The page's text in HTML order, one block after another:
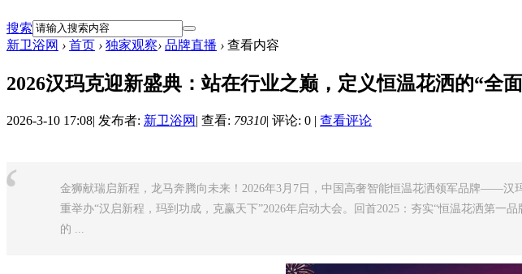
搜索
新卫浴网 › 首页 › 独家观察› 品牌直播 › 查看内容
2026汉玛克迎新盛典：站在行业之巅，定义恒温花洒的“全
2026-3-10 17:08| 发布者: 新卫浴网 | 查看: 79310| 评论: 0 | 查看评论
金狮献瑞启新程，龙马奔腾向未来！2026年3月7日，中国高奢智能恒温花洒领军品牌——汉
重举办“汉启新程，玛到功成，克赢天下”2026年启动大会。回首2025：夯实“恒温花洒第一
的 ...